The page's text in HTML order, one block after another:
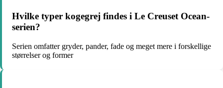
Hvilke typer kogegrej findes i Le Creuset Ocean-
serien?
Serien omfatter gryder, pander, fade og meget mere i forskellige
størrelser og former